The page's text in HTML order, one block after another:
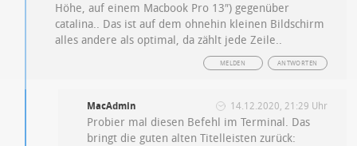
Höhe, auf einem Macbook Pro 13″) gegenüber
catalina.. Das ist auf dem ohnehin kleinen Bildschirm
alles andere als optimal, da zählt jede Zeile..
ANTWORTEN
MELDEN
MacAdmin 14.12.2020, 21:29 Uhr
Probier mal diesen Befehl im Terminal. Das
bringt die guten alten Titelleisten zurück: